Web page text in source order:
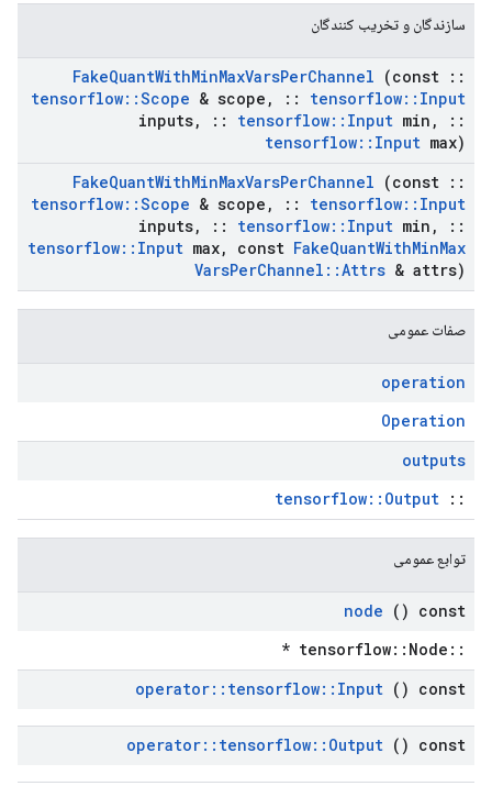
سازندگان و تخریب کنندگان
FakeQuantWithMinMaxVarsPerChannel (const ::
tensorflow::Scope & scope , :: tensorflow:: Input
inputs, :: tensorflow:: Input min ,
::
tensorflow:: Input max)
FakeQuantWithMinMaxVarsPerChannel (const ::
tensorflow::Scope & scope , :: tensorflow:: Input
inputs, :: tensorflow:: Input min ,
::
tensorflow:: Input max, const FakeQuantWithMinMax
VarsPerChannel ::Attrs & attrs)
صفات عمومی
operation
Operation
outputs
::
tensorflow::Output
توابع عمومی
node () const
::tensorflow::Node *
operator:: tensorflow:: Input () const
operator:: tensorflow:: Output () const